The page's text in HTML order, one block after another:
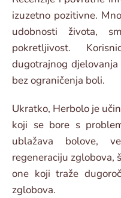
izuzetno pozitivne.
udobnosti života,
pokretljivost.
dugotrajnog
bez ograničenja boli.
Ukratko, Herbolo je
koji se bore s
ublažava bolove,
regeneraciju zglobova,
one koji traže
zglobova.